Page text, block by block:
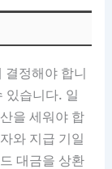
결정해야 합니
있습니다. 일
을 세워야 합
와 지급 기일
대금을 상환